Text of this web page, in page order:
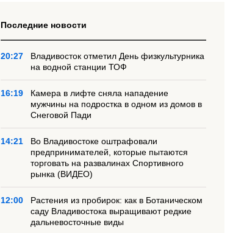
Последние новости
20:27
Владивосток отметил День физкультурника
на водной станции ТОФ
16:19
Камера в лифте сняла нападение
мужчины на подростка в одном из домов в
Снеговой Пади
14:21
Во Владивостоке оштрафовали
предпринимателей, которые пытаются
торговать на развалинах Спортивного
рынка (ВИДЕО)
12:00
Растения из пробирок: как в Ботаническом
саду Владивостока выращивают редкие
дальневосточные виды